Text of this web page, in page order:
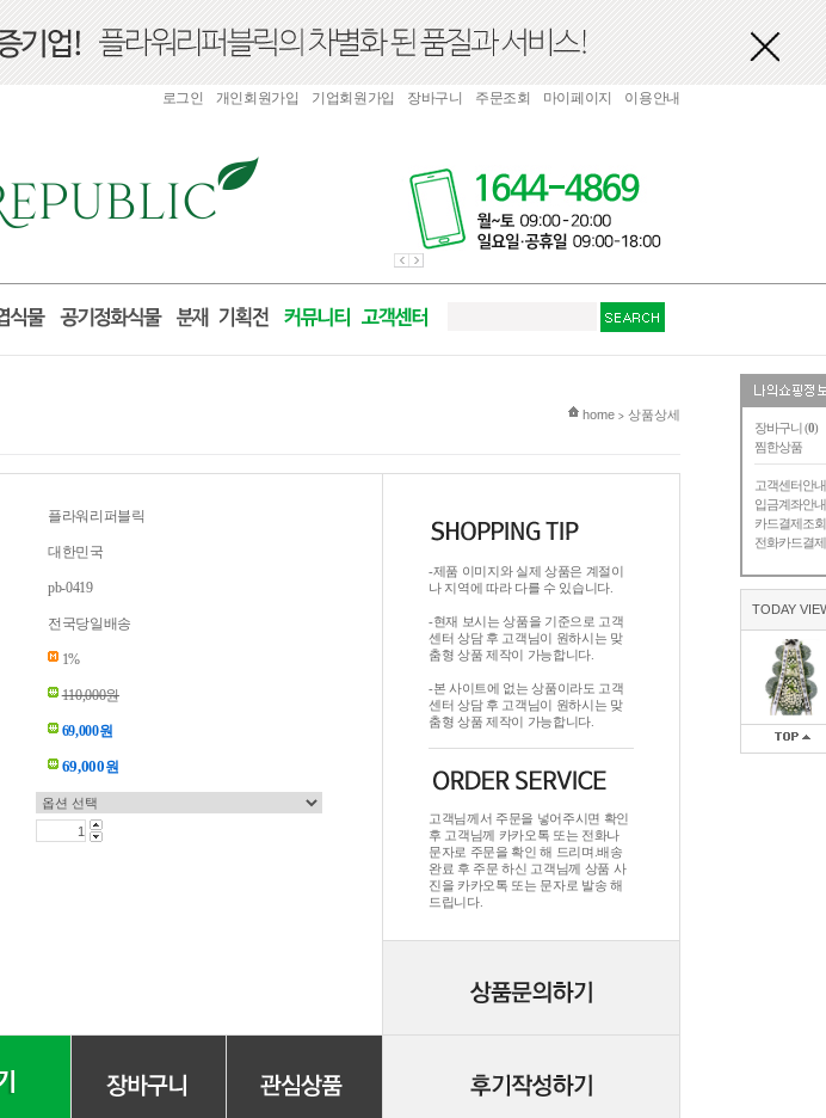
장바구니 (0)
찜한상품
고객센터안내
입금계좌안내
카드결제조회
전화카드결제
TODAY
로그인 개인회원가입 기업회원가입 장바구니 주문조회 마이페이지 이용안내
현재 위치
home > 상품상세
플라워리퍼블릭
대한민국
pb-0419
전국당일배송
1%
110,000원
69,000원
69,000원
-제품 이미지와 실제 상품은 계절이
나 지역에 따라 다를 수 있습니다.
-현재 보시는 상품을 기준으로 고객
센터 상담 후 고객님이 원하시는 맞
춤형 상품 제작이 가능합니다.
-본 사이트에 없는 상품이라도 고객
센터 상담 후 고객님이 원하시는 맞
춤형 상품 제작이 가능합니다.
고객님께서 주문을 넣어주시면 확인
후 고객님께 카카오톡 또는 전화나
문자로 주문을 확인 해 드리며.배송
완료 후 주문 하신 고객님께 상품 사
진을 카카오톡 또는 문자로 발송 해
드립니다.